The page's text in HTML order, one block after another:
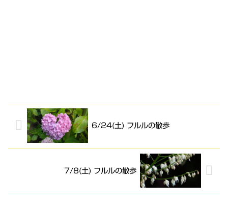
6/24(土) フルルの散歩
7/8(土) フルルの散歩